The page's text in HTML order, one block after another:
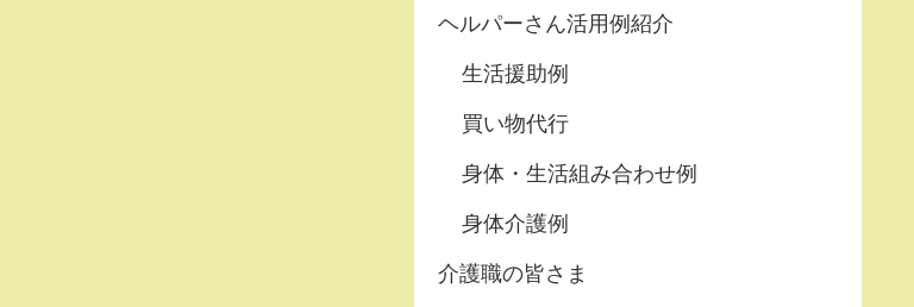
ヘルパーさん活用例紹介
生活援助例
買い物代行
身体・生活組み合わせ例
身体介護例
介護職の皆さま